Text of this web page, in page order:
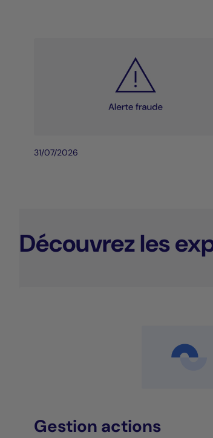
31/07/2026
Découvrez les
Gestion actions